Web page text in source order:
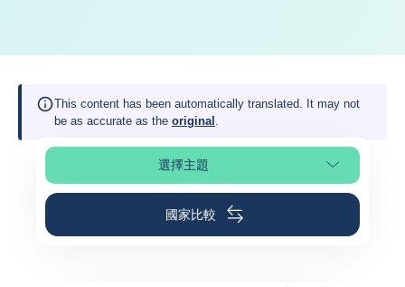
This content has been automatically translated. It may not
be as accurate as the original .
選擇主題選擇頁面段落
國家比較